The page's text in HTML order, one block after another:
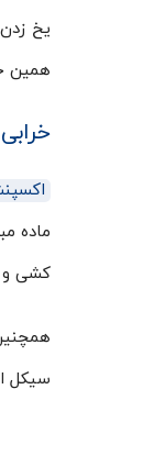
یخ
همین
ماده
کشی و
سیکل